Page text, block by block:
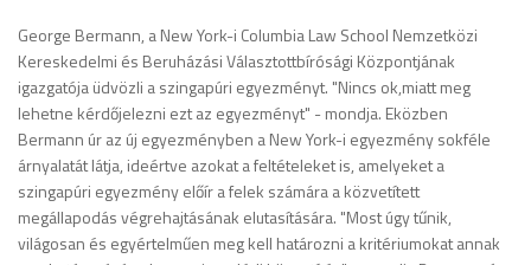
George Bermann, a New York-i Columbia Law School Nemzetközi
Kereskedelmi és Beruházási Választottbírósági Központjának
igazgatója üdvözli a szingapúri egyezményt. "Nincs ok,miatt meg
lehetne kérdőjelezni ezt az egyezményt" - mondja. Eközben
Bermann úr az új egyezményben a New York-i egyezmény sokféle
árnyalatát látja, ideértve azokat a feltételeket is, amelyeket a
szingapúri egyezmény előír a felek számára a közvetített
megállapodás végrehajtásának elutasítására. "Most úgy tűnik,
világosan és egyértelműen meg kell határozni a kritériumokat annak